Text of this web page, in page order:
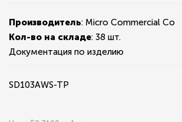
Производитель: Micro Commercial Co
Кол-во на складе: 38 шт.
Документация по изделию
SD103AWS-TP